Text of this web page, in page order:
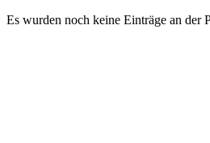
Es wurden noch keine Einträge an der